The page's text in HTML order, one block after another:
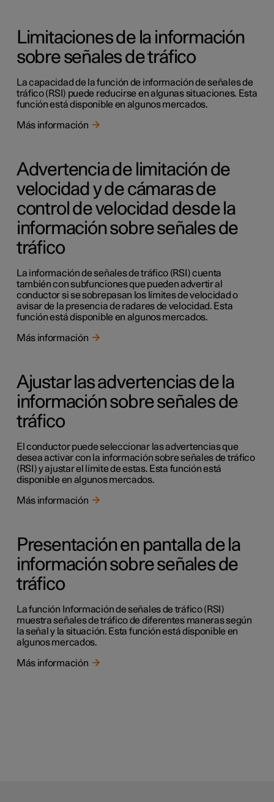
Limitaciones de la información
sobre señales de tráfico
La capacidad de la función de información de señales de
tráfico (RSI) puede reducirse en algunas situaciones. Esta
función está disponible en algunos mercados.
Más información
Advertencia de limitación de
velocidad y de cámaras de
control de velocidad desde la
información sobre señales de
tráfico
La información de señales de tráfico (RSI) cuenta
también con subfunciones que pueden advertir al
conductor si se sobrepasan los límites de velocidad o
avisar de la presencia de radares de velocidad. Esta
función está disponible en algunos mercados.
Más información
Ajustar las advertencias de la
información sobre señales de
tráfico
El conductor puede seleccionar las advertencias que
desea activar con la información sobre señales de tráfico
(RSI) y ajustar el límite de estas. Esta función está
disponible en algunos mercados.
Más información
Presentación en pantalla de la
información sobre señales de
tráfico
La función Información de señales de tráfico (RSI)
muestra señales de tráfico de diferentes maneras según
la señal y la situación. Esta función está disponible en
algunos mercados.
Más información